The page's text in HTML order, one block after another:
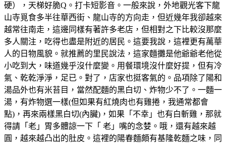
硬），天梯好脆Q。打卡短影音。一般來說，外地觀光客下龍
山寺覓食多半往華西街、龍山寺的方向走，但近幾年我卻越來
越常往南走，這邊同樣有著許多老店，但相對之下比較沒那麼
多人關注，吃得也盡是附近的居民。這要我說，這裡更有萬華
人的日物風貌。就推薦的里民說法，這家麵攤是他爺爺老他從
小吃到大，味道幾乎沒什麼變。用餐環境沒什麼好提，但有冷
氣、乾乾淨淨，足已。對了，店家也挺客氣的。品項除了陽和
湯品外也有米苔目，當然配麵的黑白切、炸物少不了。一麵一
湯，有炸物選一樣(但如果有紅燒肉也有雞捲，我通常都會
點)，再來兩樣黑白切(內臟)，如果「不幸」也有白斬雞，那就
得請「老」胃多體諒一下「 老」嘴的念婪。哦，還有越來越
圓，越來越凸出的肚皮。這裡的陽春麵頗有基隆乾麵之味，同